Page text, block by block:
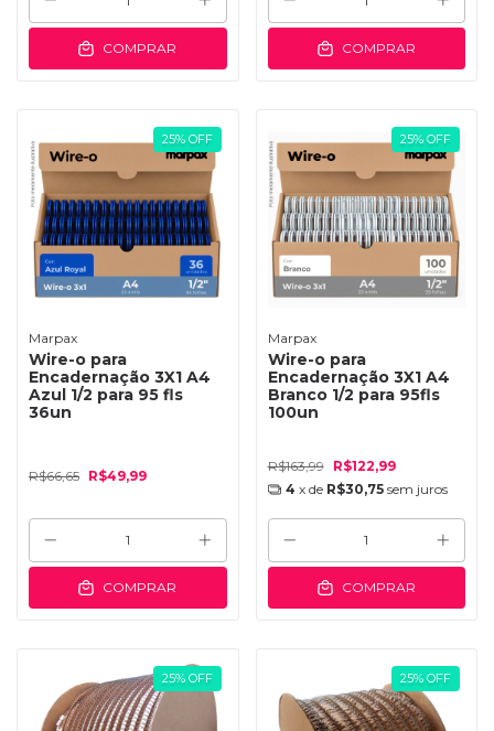
COMPRAR COMPRAR
25% OFF
Marpax
Wire-o para
Encadernação 3X1 A4
Azul 1/2 para 95 fls
36un
R$66,65 R$49,99
COMPRAR
25% OFF
Marpax
Wire-o para
Encadernação 3X1 A4
Branco 1/2 para 95fls
100un
R$163,99
R$122,99
4 x de R$30,75 sem juros
COMPRAR
25% OFF 25% OFF